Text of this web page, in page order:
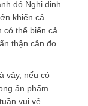
rủi ro tương tự,
hầu như chúng
số ít KH như
đổi gần như toàn
51% cổ phần, do
thuộc trên lại càng